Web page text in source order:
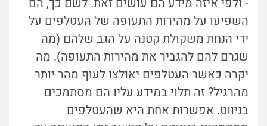
- ולפי איזה מידע הם עושים זאת. לשם כך, הם
השפיעו על מהירות התעופה של העטלפים על
ידי הנחת משקולת קטנה על הגב שלהם (מה
שגרם להם להגביר את מהירות התעופה). מה
יקרה כאשר העטלפים יאולצו לעוף מהר יותר
מהרגיל? זה תלוי במידע עליו הם מסתמכים
בניווט. אפשרות אחת היא שהעטלפים